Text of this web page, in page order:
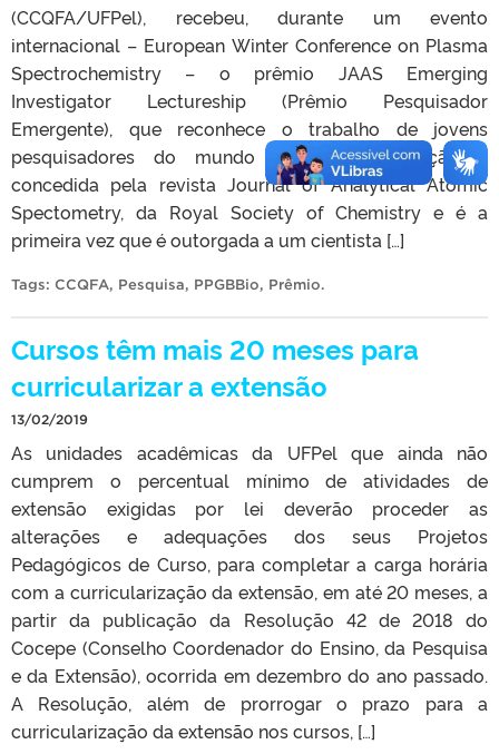
(CCQFA/UFPel), recebeu, durante um evento
internacional – European Winter Conference on Plasma
Spectrochemistry – o prêmio JAAS Emerging
Investigator Lectureship (Prêmio Pesquisador
Emergente), que reconhece o trabalho de jovens
pesquisadores do mundo inteiro. A distinção é
concedida pela revista Journal of Analytical Atomic
Spectometry, da Royal Society of Chemistry e é a
primeira vez que é outorgada a um cientista […]
Tags: CCQFA, Pesquisa, PPGBBio, Prêmio.
Cursos têm mais 20 meses para
curricularizar a extensão
13/02/2019
As unidades acadêmicas da UFPel que ainda não
cumprem o percentual mínimo de atividades de
extensão exigidas por lei deverão proceder as
alterações e adequações dos seus Projetos
Pedagógicos de Curso, para completar a carga horária
com a curricularização da extensão, em até 20 meses, a
partir da publicação da Resolução 42 de 2018 do
Cocepe (Conselho Coordenador do Ensino, da Pesquisa
e da Extensão), ocorrida em dezembro do ano passado.
A Resolução, além de prorrogar o prazo para a
curricularização da extensão nos cursos, […]